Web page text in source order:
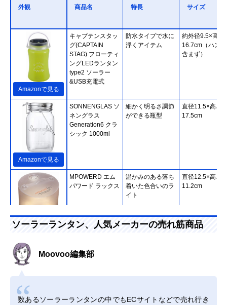
外観 商品名 特長 サイズ
Amazonで見る
キャプテンスタッ
グ(CAPTAIN
STAG) フローティ
ングLEDランタン
type2 ソーラー
&USB充電式
防水タイプで水に
浮くアイテム
約外径9.5×高さ
16.7cm（ハン
含まず）
Amazonで見る
SONNENGLAS ソ
ネングラス
Generation6 クラ
シック 1000ml
細かく明るさ調節
ができる瓶型
直径11.5×高さ
17.5cm
Amazonで見る
‎MPOWERD エム
パワード ラックス
温かみのある落ち
着いた色合いのラ
イト
直径12.5×高さ
11.2cm
Amazonで見る
できるソーラーラ
ソーラーランタン、人気メーカーの売れ筋商品
Moovoo編集部
数あるソーラーランタンの中でもECサイトなどで売れ行き